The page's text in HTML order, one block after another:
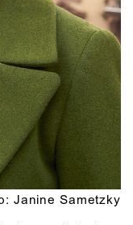
Janine Sametzky